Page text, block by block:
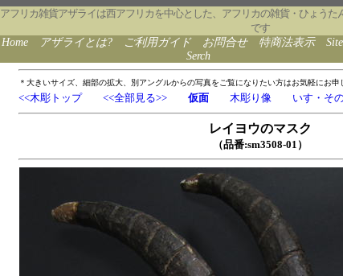
アフリカ雑貨アザライは西アフリカを中心とした、アフリカの雑貨・ひょう
です
Home
アザライとは? ご利用ガイド お問合せ 特商法表示
Serch
＊大きいサイズ、細部の拡大、別アングルからの写真をご覧になりたい方はお気軽にお申
<<木彫トップ <<全部見る>> 仮面 木彫り像 いす・そ
レイヨウのマスク
（品番:sm3508-01）